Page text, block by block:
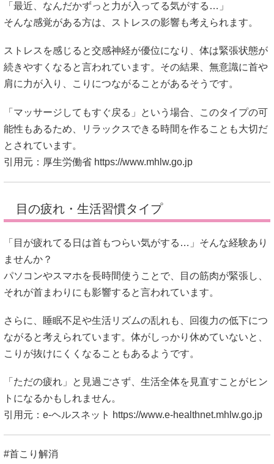
「最近、なんだかずっと力が入ってる気がする…」
そんな感覚がある方は、ストレスの影響も考えられます。
ストレスを感じると交感神経が優位になり、体は緊張状態が
続きやすくなると言われています。その結果、無意識に首や
肩に力が入り、こりにつながることがあるそうです。
「マッサージしてもすぐ戻る」という場合、このタイプの可
能性もあるため、リラックスできる時間を作ることも大切だ
とされています。
引用元：厚生労働省 https://www.mhlw.go.jp
目の疲れ・生活習慣タイプ
「目が疲れてる日は首もつらい気がする…」そんな経験あり
ませんか？
パソコンやスマホを長時間使うことで、目の筋肉が緊張し、
それが首まわりにも影響すると言われています。
さらに、睡眠不足や生活リズムの乱れも、回復力の低下につ
ながると考えられています。体がしっかり休めていないと、
こりが抜けにくくなることもあるようです。
「ただの疲れ」と見過ごさず、生活全体を見直すことがヒン
トになるかもしれません。
引用元：e-ヘルスネット https://www.e-healthnet.mhlw.go.jp
#首こり解消